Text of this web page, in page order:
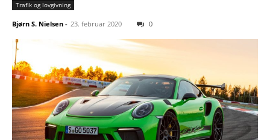
Trafik og lovgivning
Bjørn S. Nielsen - 23. februar 2020 0